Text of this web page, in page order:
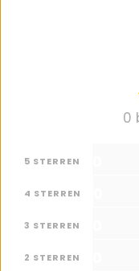
0
5 STERREN
4 STERREN
3 STERREN
2 STERREN